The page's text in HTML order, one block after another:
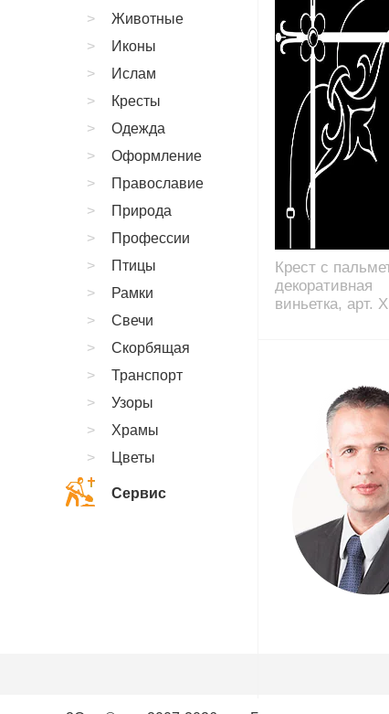
Крест с
декоративная
виньетка, арт.
Животные
Иконы
Ислам
Кресты
Одежда
Оформление
Православие
Природа
Профессии
Птицы
Рамки
Свечи
Скорбящая
Транспорт
Узоры
Храмы
Цветы
Сервис